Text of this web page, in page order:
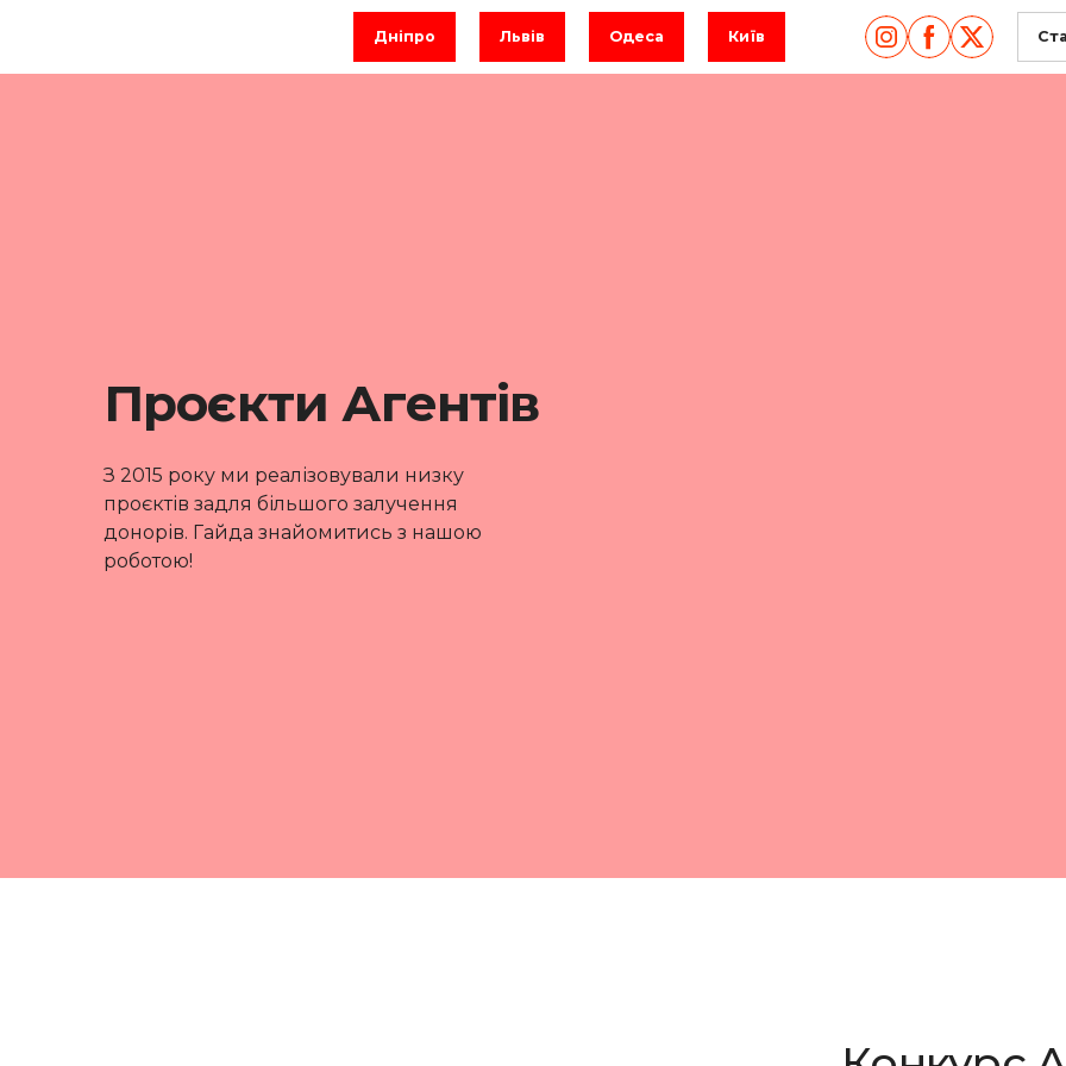
Дніпро Львів Одеса Київ
Проєкти Агентів
З 2015 року ми реалізовували низку
проєктів задля більшого залучення
донорів. Гайда знайомитись з нашою
роботою!